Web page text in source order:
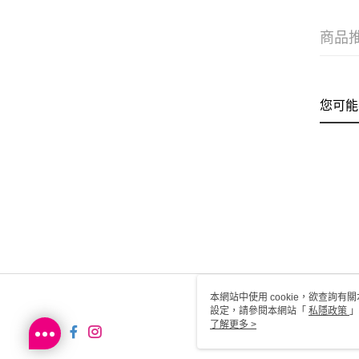
商品
您可
本網站中使用 cookie，欲查詢有
設定，請參閱本網站「 私隱政策
用 cookie。
了解更多 >